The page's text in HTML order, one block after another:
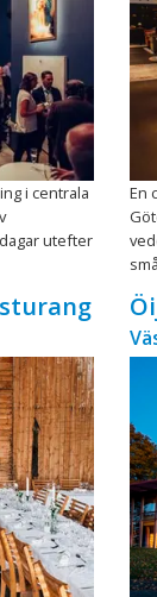
i centrala
utefter
En